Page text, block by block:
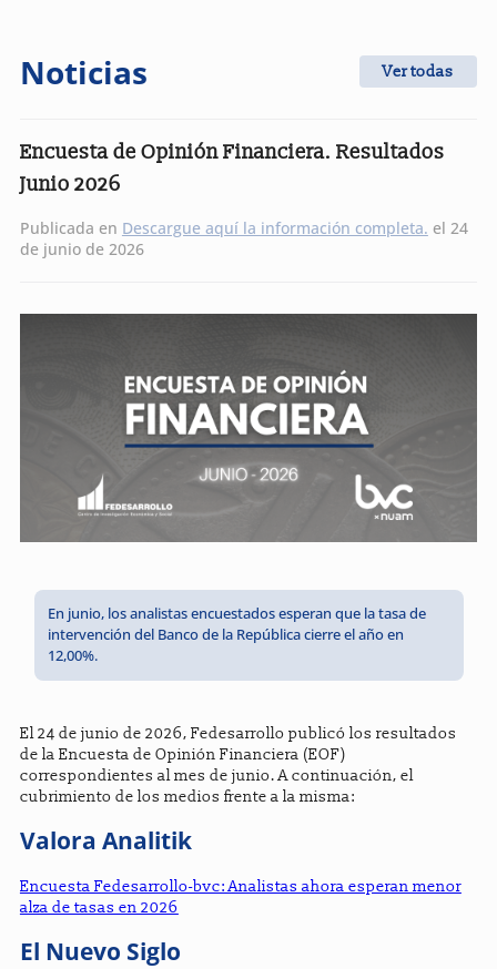
Noticias Ver todas
Encuesta de Opinión Financiera. Resultados
Junio 2026
Publicada en Descargue aquí la información completa. el 24
de junio de 2026
En junio, los analistas encuestados esperan que la tasa de
intervención del Banco de la República cierre el año en
12,00%.
El 24 de junio de 2026, Fedesarrollo publicó los resultados
de la Encuesta de Opinión Financiera (EOF)
correspondientes al mes de junio. A continuación, el
cubrimiento de los medios frente a la misma:
Valora Analitik
Encuesta Fedesarrollo-bvc: Analistas ahora esperan menor
alza de tasas en 2026
El Nuevo Siglo